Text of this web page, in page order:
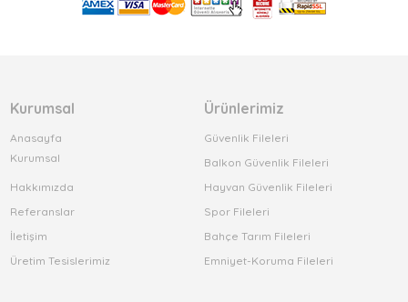
Kurumsal
Anasayfa
Kurumsal
Hakkımızda
Referanslar
İletişim
Üretim Tesislerimiz
Ürünlerimiz
Güvenlik Fileleri
Balkon Güvenlik Fileleri
Hayvan Güvenlik Fileleri
Spor Fileleri
Bahçe Tarım Fileleri
Emniyet-Koruma Fileleri